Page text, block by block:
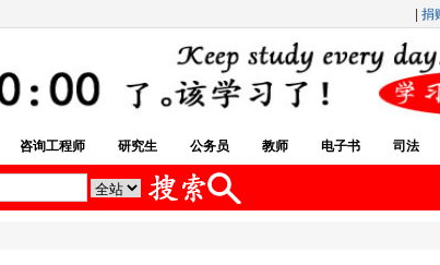
捐
咨询工程师 研究生 公务员 教师 电子书 司法